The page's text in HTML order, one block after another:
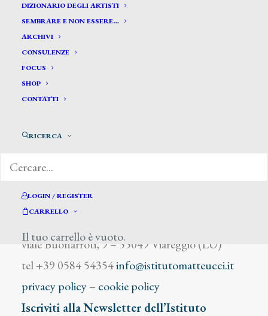
DIZIONARIO DEGLI ARTISTI
SEMBRARE E NON ESSERE…
ARCHIVI
CONSULENZE
FOCUS
SHOP
CONTATTI
RICERCA
LOGIN / REGISTER
CARRELLO
Il tuo carrello è vuoto.
Vajani Giuseppe
viale Buonarroti, 9 – 55049 Viareggio (LU)
tel +39 0584 54354info@istitutomatteucci.it
privacy policy– cookie policy
Iscriviti alla Newsletter dell’Istituto